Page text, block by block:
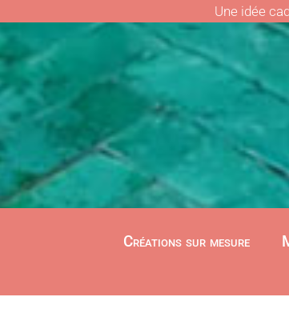
Une idée
Créations sur mesure